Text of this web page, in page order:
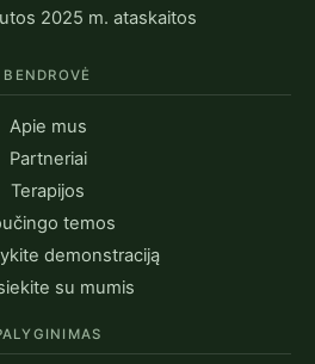
2025 m. ataskaitos
BENDROVĖ
Apie mus
Partneriai
Terapijos
temos
demonstraciją
su mumis